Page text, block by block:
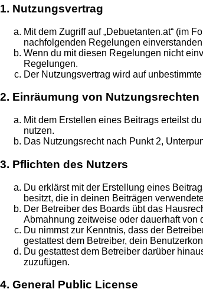
1. Nutzungsvertrag
Mit dem Zugriff auf „Debuetanten.at“ (im
nachfolgenden Regelungen
Wenn du mit diesen Regelungen nicht
Regelungen.
Der Nutzungsvertrag wird auf
2. Einräumung von Nutzungsrechten
Mit dem Erstellen eines Beitrags erteilst
nutzen.
Das Nutzungsrecht nach Punkt 2,
3. Pflichten des Nutzers
Du erklärst mit der Erstellung eines
besitzt, die in deinen Beiträgen
Der Betreiber des Boards übt das
Abmahnung zeitweise oder dauerhaft
Du nimmst zur Kenntnis, dass der
gestattest dem Betreiber, dein
Du gestattest dem Betreiber darüber
zuzufügen.
4. General Public License